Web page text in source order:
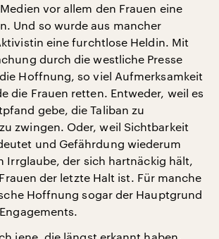
vor allem den Frauen eine
Und so wurde aus mancher
eine furchtlose Heldin. Mit
durch die westliche Presse
Hoffnung, so viel Aufmerksamkeit
die Frauen retten. Entweder, weil es
gebe, die Taliban zu
zwingen. Oder, weil Sichtbarkeit
und Gefährdung wiederum
Irrglaube, der sich hartnäckig hält,
der letzte Halt ist. Für manche
Hoffnung sogar der Hauptgrund